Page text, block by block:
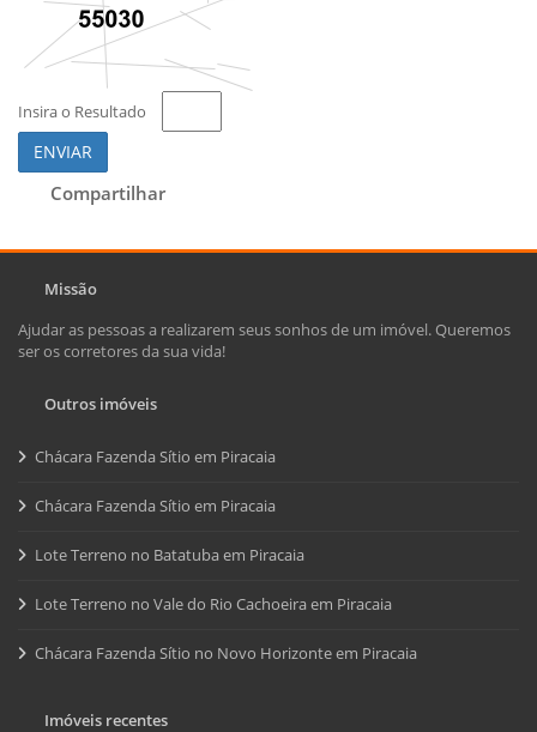
Insira o Resultado
ENVIAR
Compartilhar
Missão
Ajudar as pessoas a realizarem seus sonhos de um imóvel. Queremos
ser os corretores da sua vida!
Outros imóveis
Chácara Fazenda Sítio em Piracaia
Chácara Fazenda Sítio em Piracaia
Lote Terreno no Batatuba em Piracaia
Lote Terreno no Vale do Rio Cachoeira em Piracaia
Chácara Fazenda Sítio no Novo Horizonte em Piracaia
Imóveis recentes